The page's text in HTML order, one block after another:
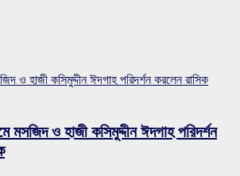
ও হাজী কসিমুদ্দীন ঈদগাহ পরিদর্শন করলেন রাসিক
মসজিদ ও হাজী কসিমুদ্দীন ঈদগাহ পরিদর্শন